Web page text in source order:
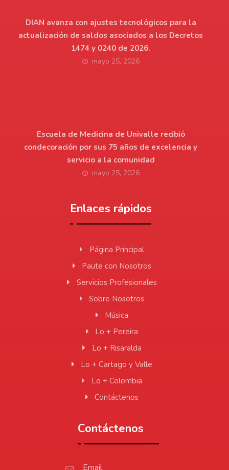
DIAN avanza con ajustes tecnológicos para la
actualización de saldos asociados a los Decretos
1474 y 0240 de 2026.
mayo 25, 2026
Escuela de Medicina de Univalle recibió
condecoración por sus 75 años de excelencia y
servicio a la comunidad
mayo 25, 2026
Enlaces rápidos
Página Principal
Paute con Nosotros
Servicios Profesionales
Sobre Nosotros
Música
Lo + Pereira
Lo + Risaralda
Lo + Cartago y Valle
Lo + Colombia
Contáctenos
Contáctenos
Email